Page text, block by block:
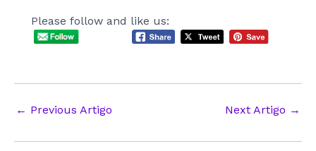
Please follow and like us:
Post
← Previous Artigo Next Artigo →